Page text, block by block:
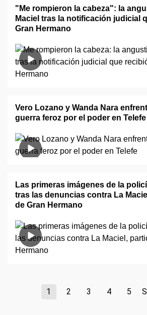
"Me rompieron la cabeza": la
Maciel tras la notificación judicial
Gran Hermano
Vero Lozano y Wanda Nara
guerra feroz por el poder en Telefe
Las primeras imágenes de la
tras las denuncias contra La
de Gran Hermano
1 2 3 4 5